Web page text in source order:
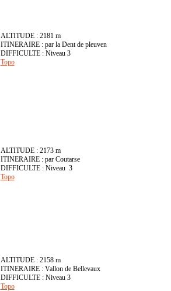
ALTITUDE : 2181 m
ITINERAIRE : par la Dent de pleuven
DIFFICULTE : Niveau 3
Topo
ALTITUDE : 2173 m
ITINERAIRE : par Coutarse
DIFFICULTE : Niveau 3
Topo
ALTITUDE : 2158 m
ITINERAIRE : Vallon de Bellevaux
DIFFICULTE : Niveau 3
Topo